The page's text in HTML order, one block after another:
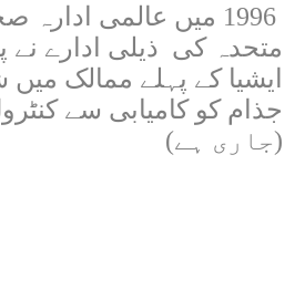
1996 میں عالمی
متحدہ کی ذیلی ادارے نے
ایشیا کے پہلے ممالک
جذام کو کامیابی سے
(جاری ہے)